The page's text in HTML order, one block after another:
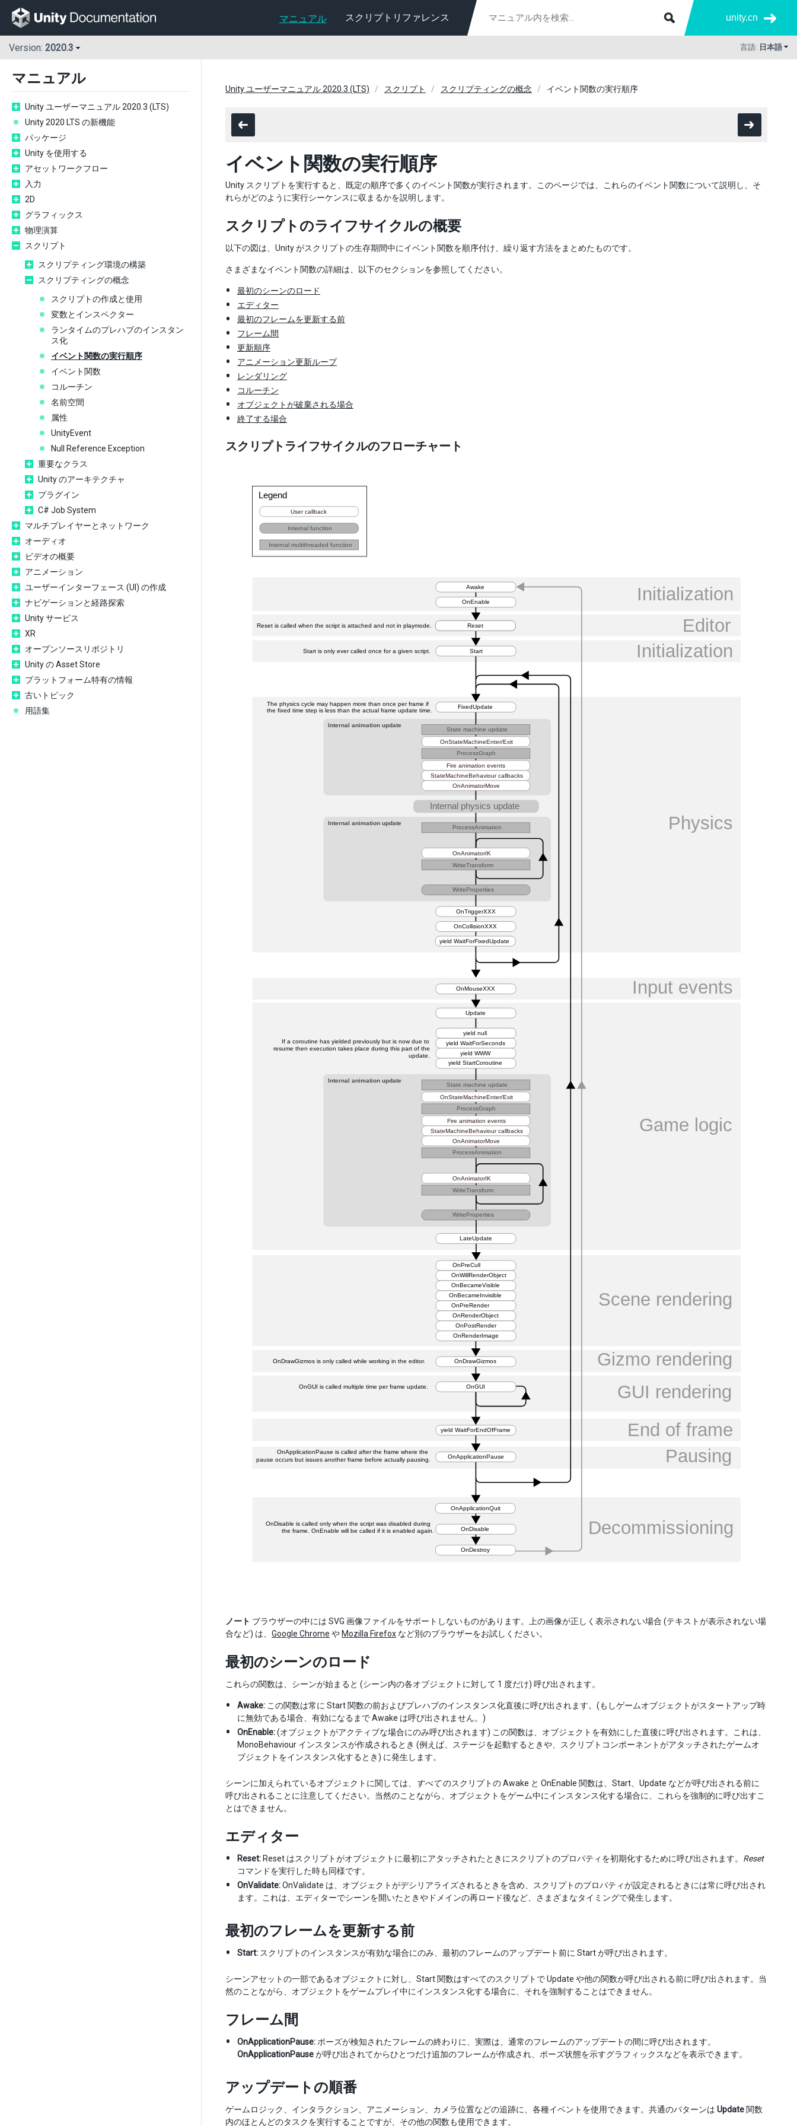
マニュアル スクリプトリファレンス unity.cn
Version: 2020.3 言語: 日本語
マニュアル
Unity ユーザーマニュアル 2020.3 (LTS)
Unity 2020 LTS の新機能
パッケージ
Unity を使用する
アセットワークフロー
入力
2D
グラフィックス
物理演算
スクリプト
スクリプティング環境の構築
スクリプティングの概念
スクリプトの作成と使用
変数とインスペクター
ランタイムのプレハブのインスタン
ス化
イベント関数の実行順序
イベント関数
コルーチン
名前空間
属性
UnityEvent
Null Reference Exception
重要なクラス
Unity のアーキテクチャ
プラグイン
C# Job System
マルチプレイヤーとネットワーク
オーディオ
ビデオの概要
アニメーション
ユーザーインターフェース (UI) の作成
ナビゲーションと経路探索
Unity サービス
XR
オープンソースリポジトリ
Unity の Asset Store
プラットフォーム特有の情報
古いトピック
用語集
Unity ユーザーマニュアル 2020.3 (LTS) スクリプト スクリプティングの概念 イベント関数の実行順序
イベント関数の実行順序
Unity スクリプトを実行すると、既定の順序で多くのイベント関数が実行されます。このページでは、これらのイベント関数について説明し、そ
れらがどのように実行シーケンスに収まるかを説明します。
スクリプトのライフサイクルの概要
以下の図は、Unity がスクリプトの生存期間中にイベント関数を順序付け、繰り返す方法をまとめたものです。
さまざまなイベント関数の詳細は、以下のセクションを参照してください。
最初のシーンのロード
エディター
最初のフレームを更新する前
フレーム間
更新順序
アニメーション更新ループ
レンダリング
コルーチン
オブジェクトが破棄される場合
終了する場合
スクリプトライフサイクルのフローチャート
ノート ブラウザーの中には SVG 画像ファイルをサポートしないものがあります。上の画像が正しく表示されない場合 (テキストが表示されない場
合など) は、 Google Chrome や Mozilla Firefox など別のブラウザーをお試しください。
最初のシーンのロード
これらの関数は、シーンが始まると (シーン内の各オブジェクトに対して 1 度だけ) 呼び出されます。
Awake: この関数は常に Start 関数の前およびプレハブのインスタンス化直後に呼び出されます。(もしゲームオブジェクトがスタートアップ時
に無効である場合、有効になるまで Awake は呼び出されません。)
OnEnable:(オブジェクトがアクティブな場合にのみ呼び出されます) この関数は、オブジェクトを有効にした直後に呼び出されます。これは、
MonoBehaviour インスタンスが作成されるとき (例えば、ステージを起動するときや、スクリプトコンポーネントがアタッチされたゲームオ
ブジェクトをインスタンス化するとき) に発生します。
シーンに加えられているオブジェクトに関しては、 すべてのスクリプトの Awake と OnEnable 関数は、Start、Update などが呼び出される前に
呼び出されることに注意してください。当然のことながら、オブジェクトをゲーム中にインスタンス化する場合に、これらを強制的に呼び出すこ
とはできません。
エディター
Reset: Reset はスクリプトがオブジェクトに最初にアタッチされたときにスクリプトのプロパティを初期化するために呼び出されます。 Reset
コマンドを実行した時も同様です。
OnValidate:OnValidate は、オブジェクトがデシリアライズされるときを含め、スクリプトのプロパティが設定されるときには常に呼び出され
ます。これは、エディターでシーンを開いたときやドメインの再ロード後など、さまざまなタイミングで発生します。
最初のフレームを更新する前
Start: スクリプトのインスタンスが有効な場合にのみ、最初のフレームのアップデート前に Start が呼び出されます。
シーンアセットの一部であるオブジェクトに対し、Start 関数はすべてのスクリプトで Update や他の関数が呼び出される前に呼び出されます。当
然のことながら、オブジェクトをゲームプレイ中にインスタンス化する場合に、それを強制することはできません。
フレーム間
OnApplicationPause: ポーズが検知されたフレームの終わりに、実際は、通常のフレームのアップデートの間に呼び出されます。
OnApplicationPauseが呼び出されてからひとつだけ追加のフレームが作成され、ポーズ状態を示すグラフィックスなどを表示できます。
アップデートの順番
ゲームロジック、インタラクション、アニメーション、カメラ位置などの追跡に、各種イベントを使用できます。共通のパターンは Update 関数
内のほとんどのタスクを実行することですが、その他の関数も使用できます。